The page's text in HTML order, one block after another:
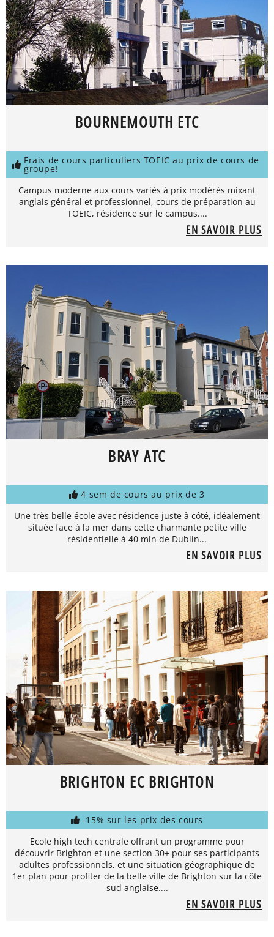
BOURNEMOUTH ETC
Frais de cours particuliers TOEIC au prix de cours de
groupe!
Campus moderne aux cours variés à prix modérés mixant
anglais général et professionnel, cours de préparation au
TOEIC, résidence sur le campus....
EN SAVOIR PLUS
BRAY ATC
4 sem de cours au prix de 3
Une très belle école avec résidence juste à côté, idéalement
située face à la mer dans cette charmante petite ville
résidentielle à 40 min de Dublin...
EN SAVOIR PLUS
BRIGHTON EC BRIGHTON
-15% sur les prix des cours
Ecole high tech centrale offrant un programme pour
découvrir Brighton et une section 30+ pour ses participants
adultes professionnels, et une situation géographique de
1er plan pour profiter de la belle ville de Brighton sur la côte
sud anglaise....
EN SAVOIR PLUS